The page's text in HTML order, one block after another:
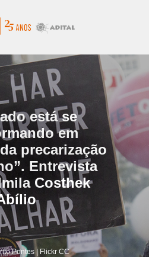
está se
em
precarização
Entrevista
Costhek
Pontes | Flickr CC